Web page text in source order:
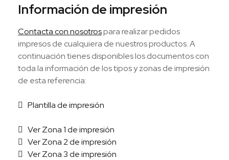
Información de impresión
Contacta con nosotrospara realizar pedidos
impresos de cualquiera de nuestros productos. A
continuación tienes disponibles los documentos con
toda la información de los tipos y zonas de impresión
de esta referencia:
Plantilla de impresión
Ver Zona 1 de impresión
Ver Zona 2 de impresión
Ver Zona 3 de impresión